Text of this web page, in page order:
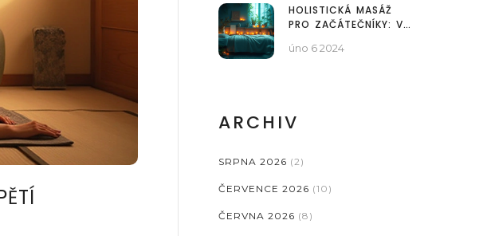
HOLISTICKÁ MASÁŽ
PRO ZAČÁTEČNÍKY: VÁŠ
HARMONII TĚLA A DUŠE
úno 6 2024
ARCHIV
SRPNA 2026 (2)
ČERVENCE 2026 (10)
ČERVNA 2026 (8)